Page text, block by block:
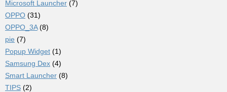
Microsoft Launcher (7)
OPPO (31)
OPPO_3A(8)
pie (7)
Popup Widget (1)
Samsung Dex (4)
Smart Launcher (8)
TIPS (2)